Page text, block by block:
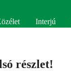
Interjú
részlet!